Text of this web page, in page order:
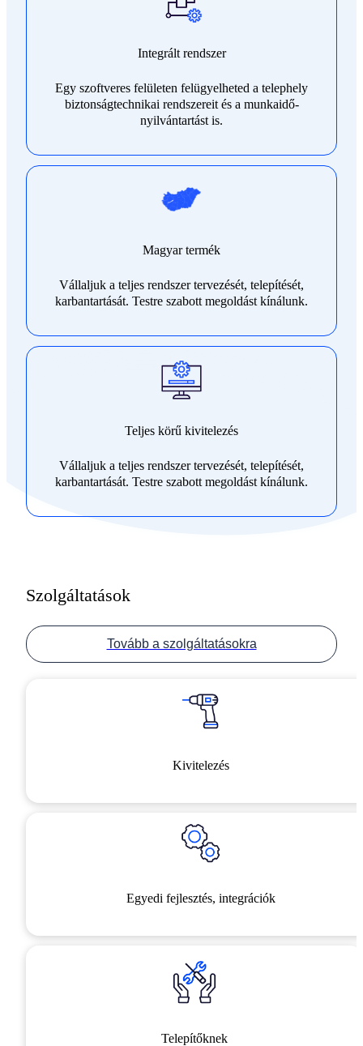
Integrált rendszer
Egy szoftveres felületen felügyelheted a telephely
biztonságtechnikai rendszereit és a munkaidő-
nyilvántartást is.
Magyar termék
Vállaljuk a teljes rendszer tervezését, telepítését,
karbantartását. Testre szabott megoldást kínálunk.
Teljes körű kivitelezés
Vállaljuk a teljes rendszer tervezését, telepítését,
karbantartását. Testre szabott megoldást kínálunk.
Szolgáltatások
Tovább a szolgáltatásokra
Kivitelezés
Egyedi fejlesztés, integrációk
Telepítőknek